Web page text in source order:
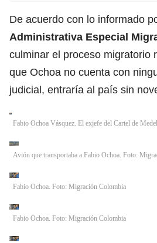
De acuerdo con lo informado
Administrativa Especial
culminar el proceso migratorio
que Ochoa no cuenta con
judicial, entraría al país sin
Fabio Ochoa Vásquez. El exjefe del Cartel de
Avión que transportaba a Fabio Ochoa. Foto:
Fabio Ochoa. Foto: Migración Colombia
Fabio Ochoa. Foto: Migración Colombia